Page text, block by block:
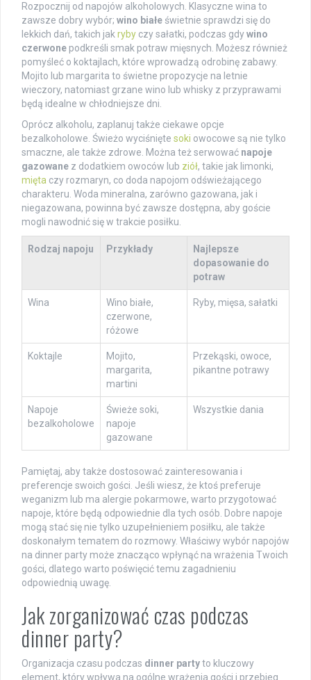
Rozpocznij od napojów alkoholowych. Klasyczne wina to
zawsze dobry wybór; wino białe świetnie sprawdzi się do
lekkich dań, takich jak ryby czy sałatki, podczas gdywino
czerwone podkreśli smak potraw mięsnych. Możesz również
pomyśleć o koktajlach, które wprowadzą odrobinę zabawy.
Mojito lub margarita to świetne propozycje na letnie
wieczory, natomiast grzane wino lub whisky z przyprawami
będą idealne w chłodniejsze dni.
Oprócz alkoholu, zaplanuj także ciekawe opcje
bezalkoholowe. Świeżo wyciśnięte soki owocowe są nie tylko
smaczne, ale także zdrowe. Można też serwować napoje
gazowane z dodatkiem owoców lub ziół, takie jak limonki,
mięta czy rozmaryn, co doda napojom odświeżającego
charakteru. Woda mineralna, zarówno gazowana, jak i
niegazowana, powinna być zawsze dostępna, aby goście
mogli nawodnić się w trakcie posiłku.
Rodzaj napoju Przykłady
Najlepsze
dopasowanie do
potraw
Wina
Wino białe,
czerwone,
różowe
Ryby, mięsa, sałatki
Koktajle
Mojito,
margarita,
martini
Przekąski, owoce,
pikantne potrawy
Napoje
bezalkoholowe
Świeże soki,
napoje
gazowane
Wszystkie dania
Pamiętaj, aby także dostosować zainteresowania i
preferencje swoich gości. Jeśli wiesz, że ktoś preferuje
weganizm lub ma alergie pokarmowe, warto przygotować
napoje, które będą odpowiednie dla tych osób. Dobre napoje
mogą stać się nie tylko uzupełnieniem posiłku, ale także
doskonałym tematem do rozmowy. Właściwy wybór napojów
na dinner party może znacząco wpłynąć na wrażenia Twoich
gości, dlatego warto poświęcić temu zagadnieniu
odpowiednią uwagę.
Jak zorganizować czas podczas
dinner party?
Organizacja czasu podczas dinner partyto kluczowy
element, który wpływa na ogólne wrażenia gości i przebieg